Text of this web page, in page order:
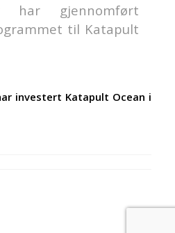
har gjennomført
til Katapult
investert Katapult Ocean i